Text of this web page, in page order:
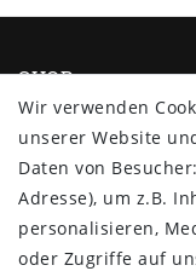
SHOP
Impressum
AGB
Widerrufs­recht
Wir verwenden
unserer Website
Daten von
Adresse), um z.B.
personalisieren,
oder Zugriffe auf